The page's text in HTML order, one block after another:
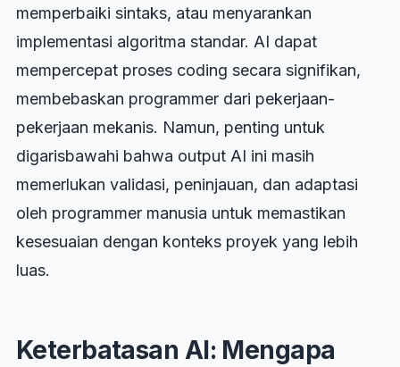
memperbaiki sintaks, atau menyarankan
implementasi algoritma standar. AI dapat
mempercepat proses coding secara signifikan,
membebaskan programmer dari pekerjaan-
pekerjaan mekanis. Namun, penting untuk
digarisbawahi bahwa output AI ini masih
memerlukan validasi, peninjauan, dan adaptasi
oleh programmer manusia untuk memastikan
kesesuaian dengan konteks proyek yang lebih
luas.
Keterbatasan AI: Mengapa